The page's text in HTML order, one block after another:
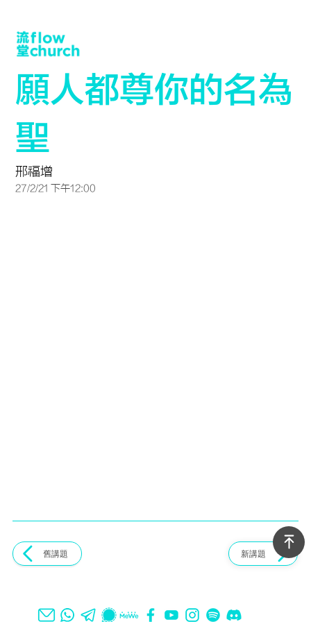
願人都尊你的名為
聖
邢福增
27/2/21 下午12:00
舊講題 新講題